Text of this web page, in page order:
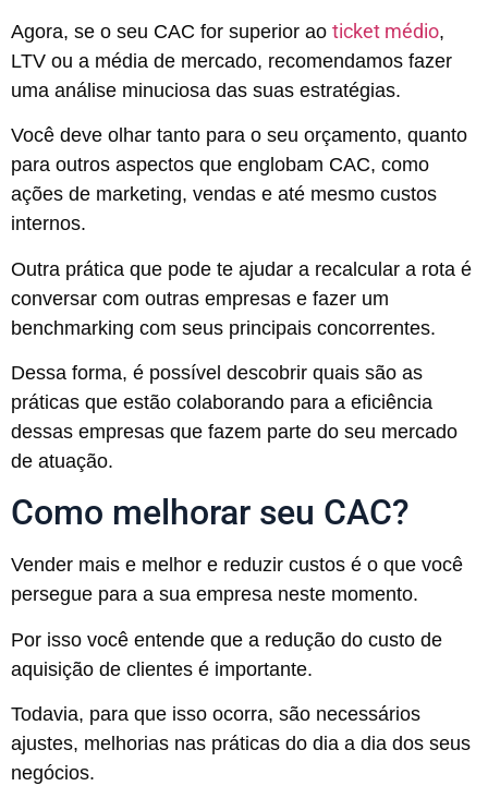
Agora, se o seu CAC for superior ao ticket médio,
LTV ou a média de mercado, recomendamos fazer
uma análise minuciosa das suas estratégias.
Você deve olhar tanto para o seu orçamento, quanto
para outros aspectos que englobam CAC, como
ações de marketing, vendas e até mesmo custos
internos.
Outra prática que pode te ajudar a recalcular a rota é
conversar com outras empresas e fazer um
benchmarking com seus principais concorrentes.
Dessa forma, é possível descobrir quais são as
práticas que estão colaborando para a eficiência
dessas empresas que fazem parte do seu mercado
de atuação.
Como melhorar seu CAC?
Vender mais e melhor e reduzir custos é o que você
persegue para a sua empresa neste momento.
Por isso você entende que a redução do custo de
aquisição de clientes é importante.
Todavia, para que isso ocorra, são necessários
ajustes, melhorias nas práticas do dia a dia dos seus
negócios.